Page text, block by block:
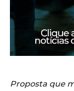
Proposta que